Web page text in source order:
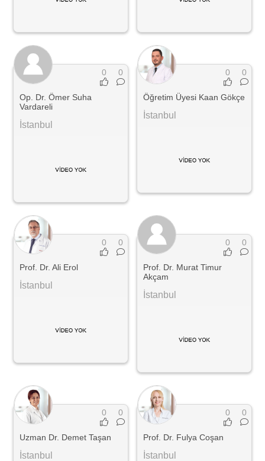
0 0
Op. Dr. Ömer Suha
Vardareli
İstanbul
0 0
Öğretim Üyesi Kaan Gökçe
İstanbul
0 0
Prof. Dr. Ali Erol
İstanbul
0 0
Prof. Dr. Murat Timur
Akçam
İstanbul
0 0
Uzman Dr. Demet Taşan
İstanbul
0 0
Prof. Dr. Fulya Coşan
İstanbul